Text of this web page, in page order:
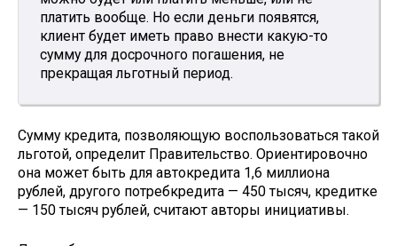
платить вообще. Но если деньги появятся,
клиент будет иметь право внести какую-то
сумму для досрочного погашения, не
прекращая льготный период.
Сумму кредита, позволяющую воспользоваться такой
льготой, определит Правительство. Ориентировочно
она может быть для автокредита 1,6 миллиона
рублей, другого потребкредита — 450 тысяч, кредитке
— 150 тысяч рублей, считают авторы инициативы.